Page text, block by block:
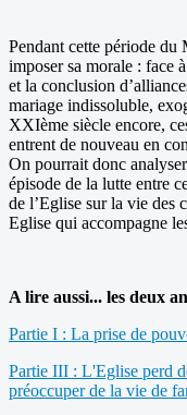
Pendant cette période du
imposer sa morale : face
et la conclusion
mariage indissoluble,
XXIème siècle encore,
entrent de nouveau en
On pourrait donc
épisode de la lutte entre
de l’Eglise sur la vie des
Eglise qui accompagne
A lire aussi... les deux
Partie I : La prise de
Partie III : L'Eglise perd
préoccuper de la vie de